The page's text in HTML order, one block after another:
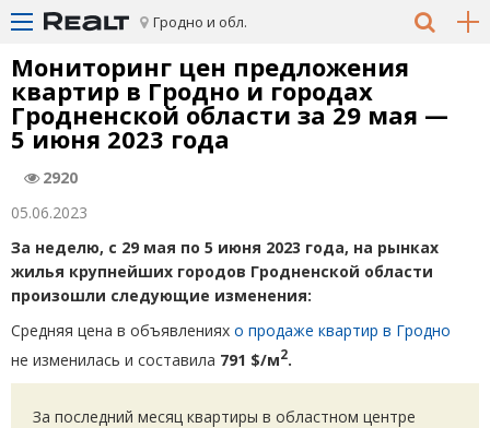
Гродно и обл.
Мониторинг цен предложения
квартир в Гродно и городах
Гродненской области за 29 мая —
5 июня 2023 года
2920
05.06.2023
За неделю, c 29 мая по 5 июня 2023 года, на рынках
жилья крупнейших городов Гродненской области
произошли следующие изменения:
Средняя цена в объявлениях о продаже квартир в Гродно
не изменилась и составила 791 $/м2.
За последний месяц квартиры в областном центре